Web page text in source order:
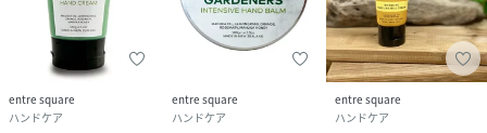
entre square
ハンドケア
entre square
ハンドケア
entre square
ハンドケア